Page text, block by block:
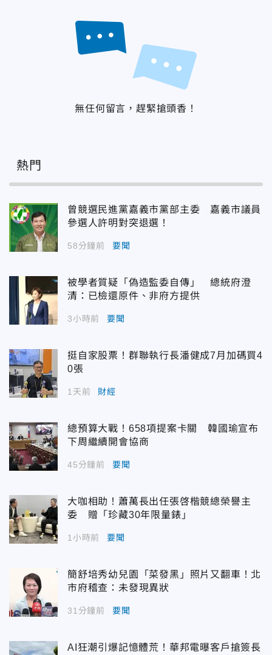
無任何留言，趕緊搶頭香！
熱門
曾競選民進黨嘉義市黨部主委 嘉義市議員
參選人許明對突退選！
58分鐘前 要聞
被學者質疑「偽造監委自傳」 總統府澄
清：已檢還原件、非府方提供
3小時前 要聞
挺自家股票！群聯執行長潘健成7月加碼買4
0張
1天前 財經
總預算大戰！658項提案卡關 韓國瑜宣布
下周繼續開會協商
45分鐘前 要聞
大咖相助！蕭萬長出任張啓楷競總榮譽主
委 贈「珍藏30年限量錶」
1小時前 要聞
簡舒培秀幼兒園「菜發黑」照片又翻車！北
市府稽查：未發現異狀
31分鐘前 要聞
AI狂潮引爆記憶體荒！華邦電曝客戶搶簽長